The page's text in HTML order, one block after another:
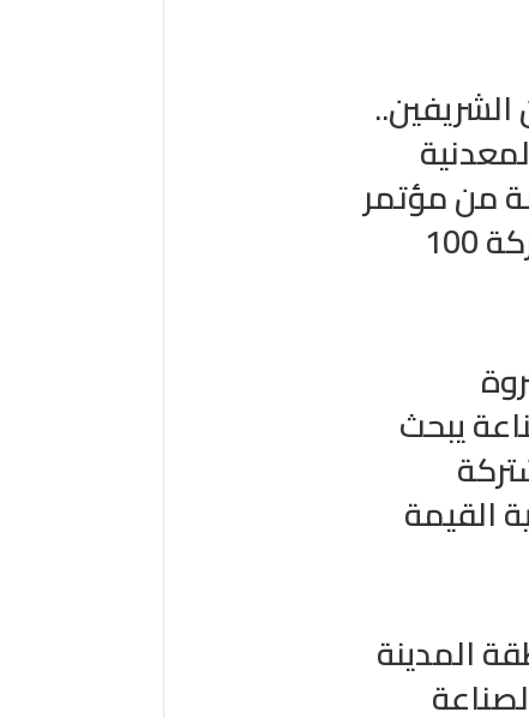
الشريفين..
من مؤتمر
التعدين الدولي بمشاركة 100
يبحث
القيمة
المدينة